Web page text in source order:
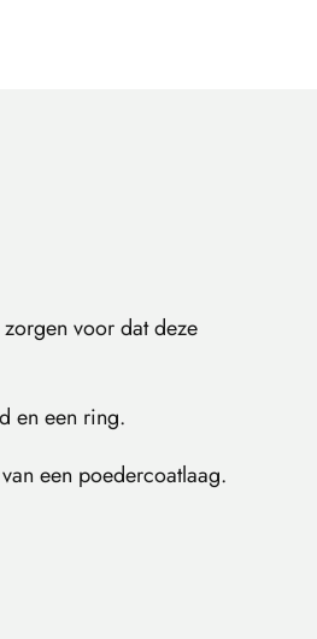
voor dat deze
en een ring.
een poedercoatlaag.